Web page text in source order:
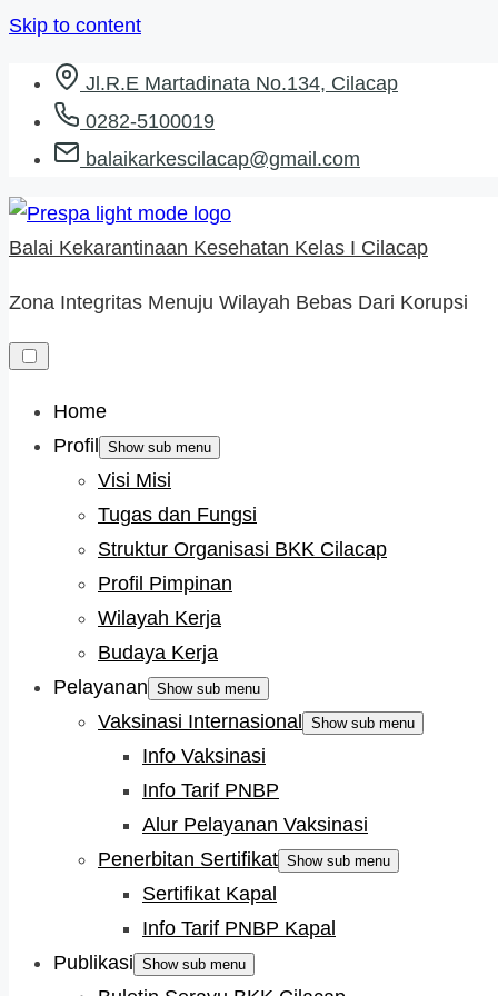
Skip to content
Jl.R.E Martadinata No.134, Cilacap
0282-5100019
balaikarkescilacap@gmail.com
Balai Kekarantinaan Kesehatan Kelas I Cilacap
Zona Integritas Menuju Wilayah Bebas Dari Korupsi
Home
Profil
Show sub menu
Visi Misi
Tugas dan Fungsi
Struktur Organisasi BKK Cilacap
Profil Pimpinan
Wilayah Kerja
Budaya Kerja
Pelayanan Show sub menu
Vaksinasi Internasional Show sub menu
Info Vaksinasi
Info Tarif PNBP
Alur Pelayanan Vaksinasi
Penerbitan Sertifikat Show sub menu
Sertifikat Kapal
Info Tarif PNBP Kapal
Publikasi Show sub menu